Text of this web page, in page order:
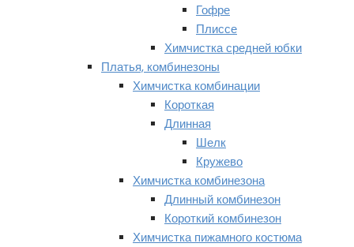
Гофре
Плиссе
Химчистка средней юбки
Платья, комбинезоны
Химчистка комбинации
Короткая
Длинная
Шелк
Кружево
Химчистка комбинезона
Длинный комбинезон
Короткий комбинезон
Химчистка пижамного костюма